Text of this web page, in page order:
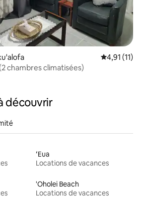
Évaluation
4,91 (11)
chambres climatisées)
découvrir
ʻEua
Locations de vacances
'Oholei Beach
Locations de vacances